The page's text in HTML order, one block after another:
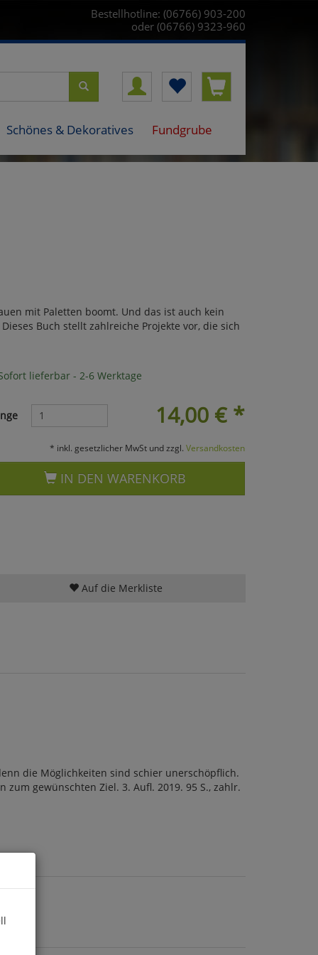
Bestellhotline: (06766) 903-200
oder (06766) 9323-960
Schönes & Dekoratives Fundgrube
mit Paletten boomt. Und das ist auch kein
Buch stellt zahlreiche Projekte vor, die sich
lieferbar - 2-6 Werktage
14,00 €*
* inkl. gesetzlicher MwSt und zzgl. Versandkosten
IN DEN WARENKORB
Auf die Merkliste
die Möglichkeiten sind schier unerschöpflich.
gewünschten Ziel. 3. Aufl. 2019. 95 S., zahlr.